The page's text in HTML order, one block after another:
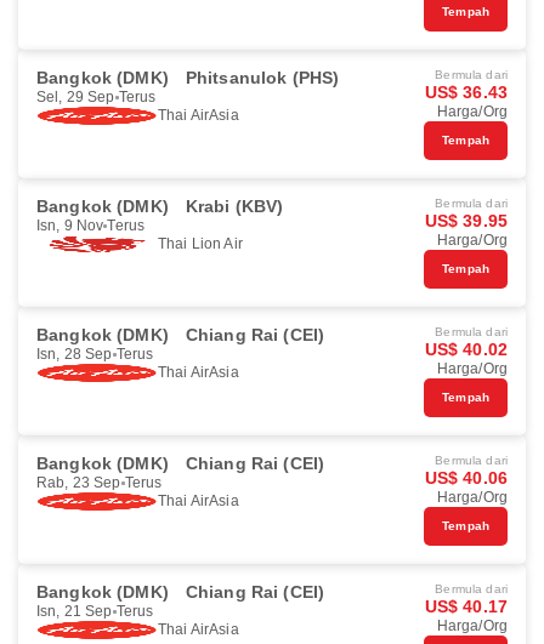
Tempah
Bangkok (DMK) Phitsanulok (PHS)
Sel, 29 Sep Terus
Thai AirAsia
Bermula dari
US$ 36.43
Harga/Org
Tempah
Bangkok (DMK) Krabi (KBV)
Isn, 9 Nov Terus
Thai Lion Air
Bermula dari
US$ 39.95
Harga/Org
Tempah
Bangkok (DMK) Chiang Rai (CEI)
Isn, 28 Sep Terus
Thai AirAsia
Bermula dari
US$ 40.02
Harga/Org
Tempah
Bangkok (DMK) Chiang Rai (CEI)
Rab, 23 Sep Terus
Thai AirAsia
Bermula dari
US$ 40.06
Harga/Org
Tempah
Bangkok (DMK) Chiang Rai (CEI)
Isn, 21 Sep Terus
Thai AirAsia
Bermula dari
US$ 40.17
Harga/Org